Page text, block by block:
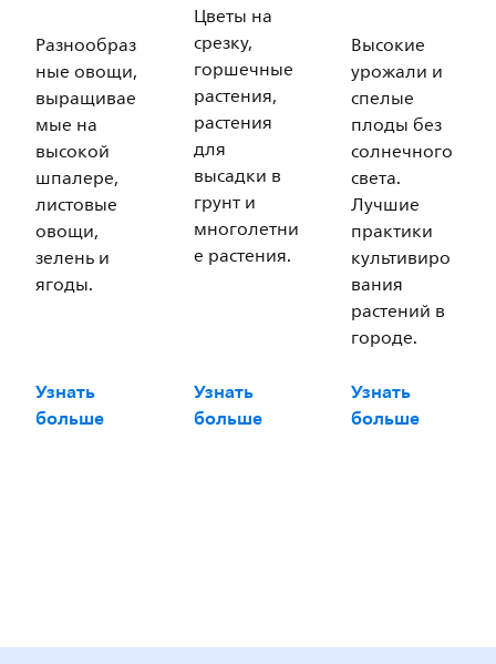
Разнообраз
ные овощи,
выращивае
мые на
высокой
шпалере,
листовые
овощи,
зелень и
ягоды.
Узнать
больше
Цветы на
срезку,
горшечные
растения,
растения
для
высадки в
грунт и
многолетни
е растения.
Узнать
больше
Высокие
урожали и
спелые
плоды без
солнечного
света.
Лучшие
практики
культивиро
вания
растений в
городе.
Узнать
больше